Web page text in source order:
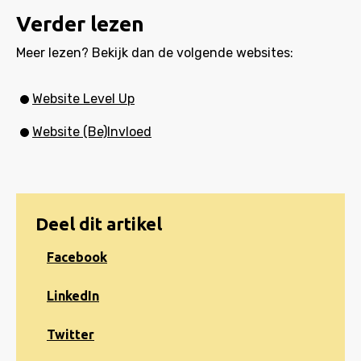
Verder lezen
Meer lezen? Bekijk dan de volgende websites:
Website Level Up
Website (Be)Invloed
Deel dit artikel
Share
Facebook
Facebook
Share
LinkedIn
LinkedIn
Share
Twitter